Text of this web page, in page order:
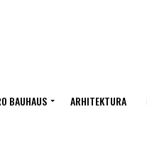
BAUHAUS ARHITEKTURA